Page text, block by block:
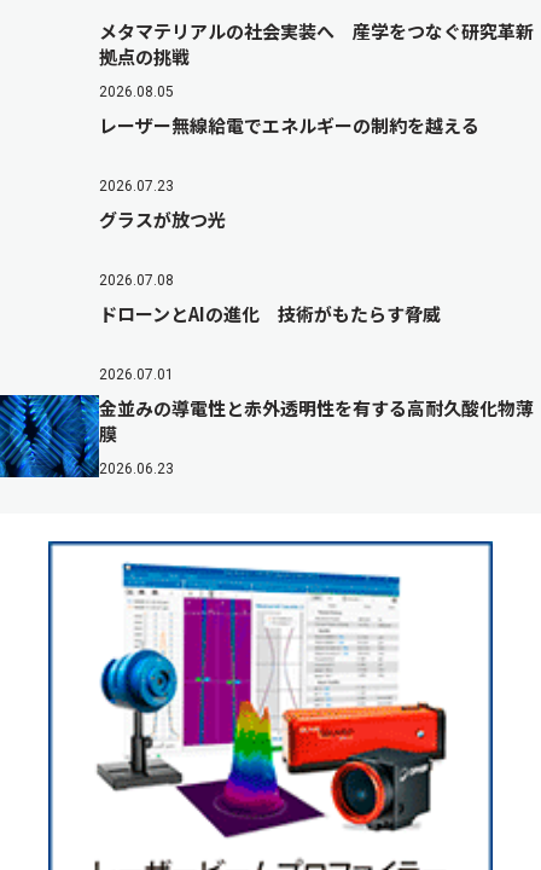
メタマテリアルの社会実装へ 産学をつなぐ研究革新
拠点の挑戦
2026.08.05
レーザー無線給電でエネルギーの制約を越える
2026.07.23
グラスが放つ光
2026.07.08
ドローンとAIの進化 技術がもたらす脅威
2026.07.01
金並みの導電性と赤外透明性を有する高耐久酸化物薄
膜
2026.06.23